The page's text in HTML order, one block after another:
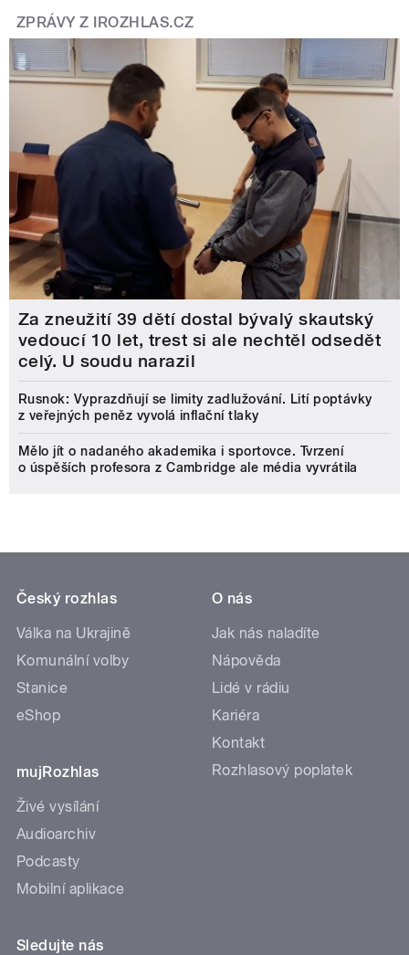
ZPRÁVY Z IROZHLAS.CZ
Za zneužití 39 dětí dostal bývalý skautský
vedoucí 10 let, trest si ale nechtěl odsedět
celý. U soudu narazil
Rusnok: Vyprazdňují se limity zadlužování. Lití poptávky
z veřejných peněz vyvolá inflační tlaky
Mělo jít o nadaného akademika i sportovce. Tvrzení
o úspěších profesora z Cambridge ale média vyvrátila
Český rozhlas
Válka na Ukrajině
Komunální volby
Stanice
eShop
mujRozhlas
Živé vysílání
Audioarchiv
Podcasty
Mobilní aplikace
O nás
Jak nás naladíte
Nápověda
Lidé v rádiu
Kariéra
Kontakt
Rozhlasový poplatek
Sledujte nás